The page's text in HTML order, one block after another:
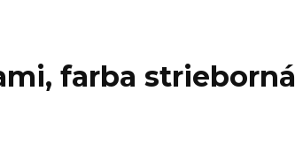
farba strieborná